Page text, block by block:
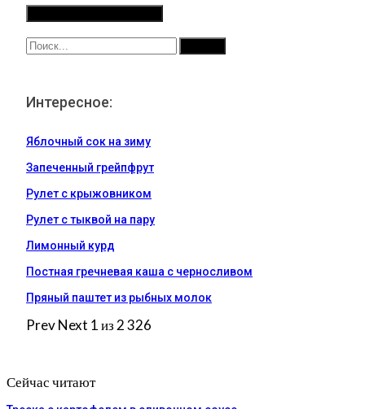
Интересное:
Яблочный сок на зиму
Запеченный грейпфрут
Рулет с крыжовником
Рулет с тыквой на пару
Лимонный курд
Постная гречневая каша с черносливом
Пряный паштет из рыбных молок
PrevNext 1 из 2 326
Сейчас читают